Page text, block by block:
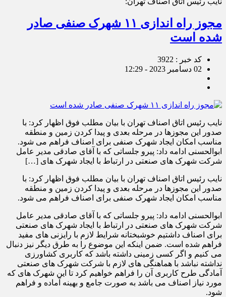
مجوز راه اندازی ۱۱ شهرک صنفی صادر
شده است
کد خبر : 3922
02 دسامبر 2023 - 12:29
نایب رئیس اتاق اصناف تهران با بیان مطلب فوق اظهار کرد: با
صدور این مجوزها در مرحله بعدی و پیدا کردن زمین و منطقه
مناسب امکان ایجاد شهرک صنفی برای اصناف فراهم می شود.
ابوالحسنی ادامه داد: پیرو جلساتی که با آقای صادقی مدیر عامل
شرکت شهرک های صنعتی در ارتباط با ایجاد شهرک های […]
نایب رئیس اتاق اصناف تهران با بیان مطلب فوق اظهار کرد: با
صدور این مجوزها در مرحله بعدی و پیدا کردن زمین و منطقه
مناسب امکان ایجاد شهرک صنفی برای اصناف فراهم می شود.
ابوالحسنی ادامه داد: پیرو جلساتی که با آقای صادقی مدیر عامل
شرکت شهرک های صنعتی در ارتباط با ایجاد شهرک های صنعتی
برای اصناف داشتیم خوشبختانه شرایط لازم با رایزنی های مفید
فراهم شده است. ضمن اینکه این موضوع را به طرق دیگر نیز دنبال
می کنیم و اگر کسی زمینی داشته باشد که کاربری کشاورزی
نداشته نباشد با هماهنگی های لازم با شرکت شهرک های صنعتی
آمادگی طرح کاربری آن را فراهم خواهیم کرد تا این شهرک های که
مورد نیاز اصناف می باشد به صورت جامع و بهینه آماده و فراهم
شود.